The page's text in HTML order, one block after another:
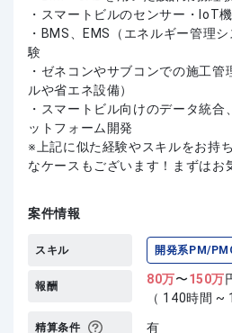
・スマートビルのセンサー・IoT
・BMS、EMS（エネルギー管理
験
・ゼネコンやサブコンでの施工
ルや省エネ設備）
・スマートビル向けのデータ統合
ットフォーム開発
上記に似た経験やスキルをお持
なケースもございます！まずはお
案件情報
スキル 開発系PM/
報酬 80万〜150万
（ 140時間 ~
精算条件 有